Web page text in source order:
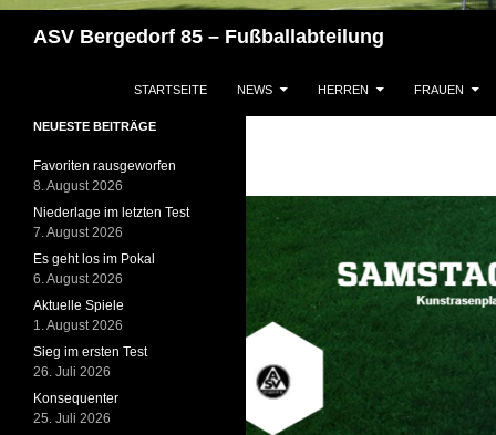
ASV Bergedorf 85 – Fußballabteilung
STARTSEITE NEWS HERREN FRAUEN
NEUESTE BEITRÄGE
Favoriten rausgeworfen
8. August 2026
Niederlage im letzten Test
7. August 2026
Es geht los im Pokal
6. August 2026
Aktuelle Spiele
1. August 2026
Sieg im ersten Test
26. Juli 2026
Konsequenter
25. Juli 2026